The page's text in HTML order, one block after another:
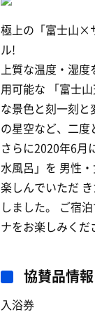
極上の「富士山×
ル!
上質な温度・湿
用可能な 「富士
な景色と刻一刻
の星空など、二度
さらに2020年6月
水風呂」を 男性
楽しんでいただ
しました。 ご宿
ナをお楽しみくだ
協賛品情報
入浴券